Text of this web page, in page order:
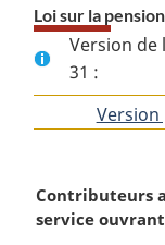
Loi sur la
Version de
31 :
Version
N
o
Contributeurs
service